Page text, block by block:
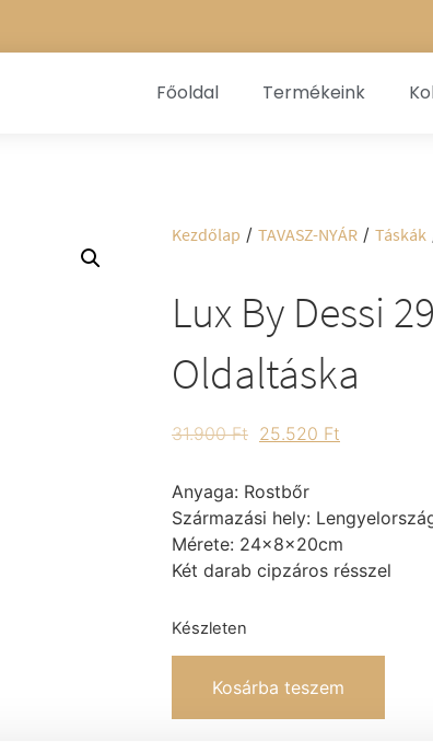
Főoldal Termékeink
Kezdőlap / TAVASZ-NYÁR / Táskák
Lux By Dessi
Oldaltáska
31.900Ft 25.520 Ft
Anyaga: Rostbőr
Származási hely:
Mérete: 24x8x20cm
Két darab cipzáros résszel
Készleten
Kosárba teszem